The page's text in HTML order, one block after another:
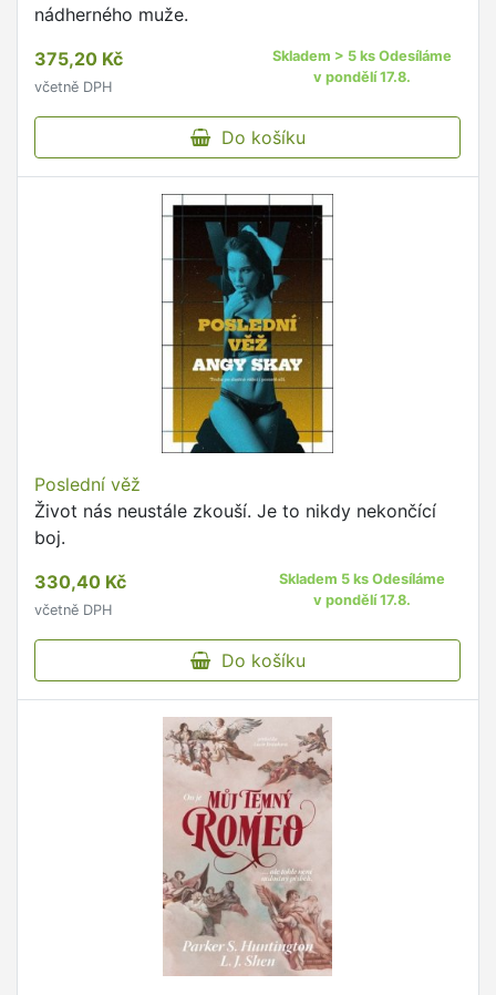
nádherného muže.
375,20 Kč
včetně DPH
Skladem > 5 ks Odesíláme
v pondělí 17.8.
Do košíku
Poslední věž
Život nás neustále zkouší. Je to nikdy nekončící
boj.
330,40 Kč
včetně DPH
Skladem 5 ks Odesíláme
v pondělí 17.8.
Do košíku